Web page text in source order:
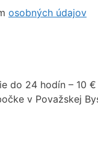
osobných údajov
do 24 hodín – 10 €
v Považskej